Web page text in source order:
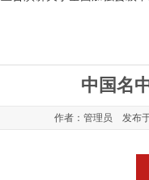
中国名
作者：管理员 发布